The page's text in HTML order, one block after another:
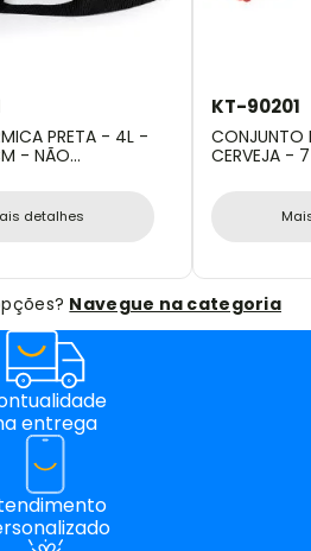
PRETA - 4L -
detalhes
KT-90201
CONJUNTO
CERVEJA -
Navegue na categoria
entrega